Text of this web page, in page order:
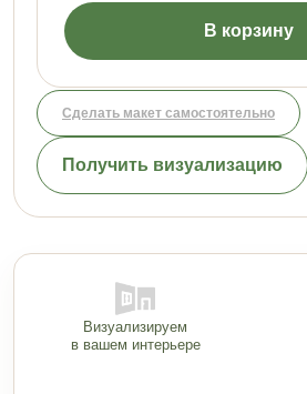
В корзину
Сделать макет самостоятельно
Получить визуализацию
Визуализируем
в вашем интерьере